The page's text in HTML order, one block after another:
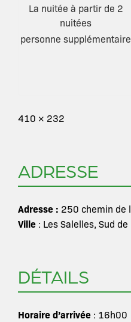
La nuitée à partir de 2
nuitées
personne supplémentaire
410 × 232
ADRESSE
Adresse : 250 chemin de
Ville : Les Salelles, Sud
DÉTAILS
Horaire d’arrivée : 16h00